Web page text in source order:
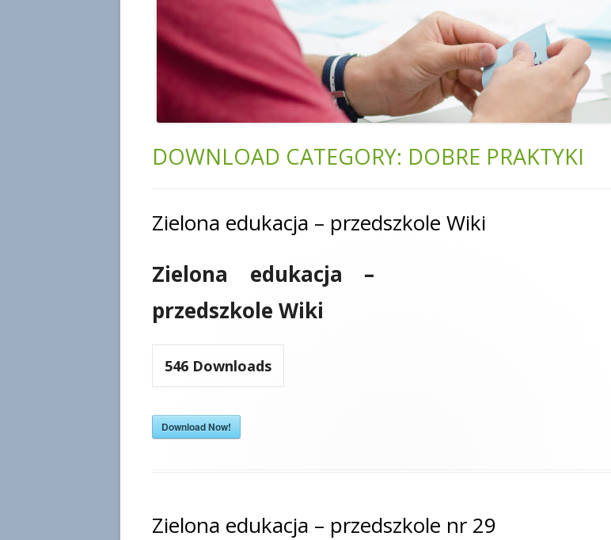
DOWNLOAD CATEGORY: DOBRE PRAKTYKI
Zielona edukacja – przedszkole Wiki
Zielona edukacja –
przedszkole Wiki
546 Downloads
Download Now!
Zielona edukacja – przedszkole nr 29